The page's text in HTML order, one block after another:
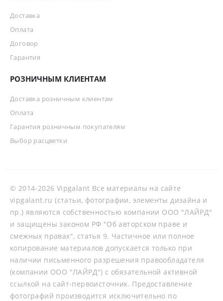
Доставка
Оплата
Договор
Гарантия
РОЗНИЧНЫМ КЛИЕНТАМ
Доставка розничным клиентам
Оплата
Гарантия розничным покупателям
Выбор расцветки
© 2014-2026 Vipgalant Все материалы на сайте
vipgalant.ru (статьи, фотографии, элементы дизайна и
пр.) являются собственностью компании ООО "ЛАЙРД"
и защищены законом РФ "Об авторском праве и
смежных правах", статья 9. Частичное или полное
копирование материалов допускается только при
наличии письменного разрешения правообладателя
(компании ООО "ЛАЙРД") с обязательной активной
ссылкой на сайт-первоисточник. Предоставление
фотографий производится исключительно по